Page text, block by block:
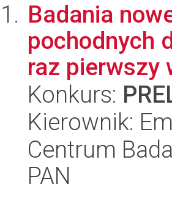
Badania
pochodnych
raz pierwszy
Konkurs:
Kierownik:
Centrum
PAN